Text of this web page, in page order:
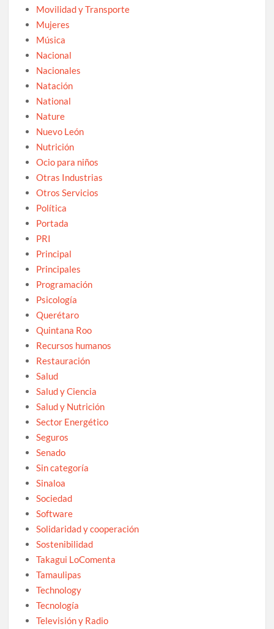
Movilidad y Transporte
Mujeres
Música
Nacional
Nacionales
Natación
National
Nature
Nuevo León
Nutrición
Ocio para niños
Otras Industrias
Otros Servicios
Política
Portada
PRI
Principal
Principales
Programación
Psicología
Querétaro
Quintana Roo
Recursos humanos
Restauración
Salud
Salud y Ciencia
Salud y Nutrición
Sector Energético
Seguros
Senado
Sin categoría
Sinaloa
Sociedad
Software
Solidaridad y cooperación
Sostenibilidad
Takagui LoComenta
Tamaulipas
Technology
Tecnología
Televisión y Radio